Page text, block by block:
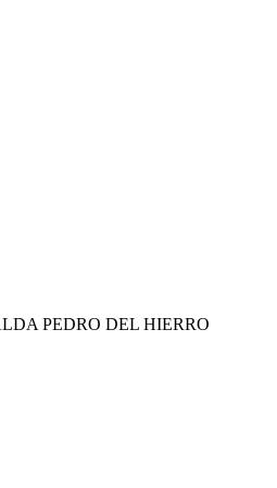
PEDRO DEL HIERRO